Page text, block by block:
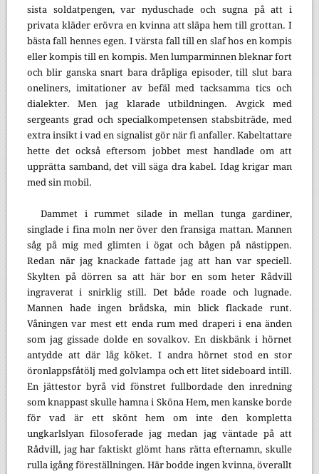
sista soldatpengen, var nyduschade och sugna på att i
privata kläder erövra en kvinna att släpa hem till grottan. I
bästa fall hennes egen. I värsta fall till en slaf hos en kompis
eller kompis till en kompis. Men lumparminnen bleknar fort
och blir ganska snart bara dråpliga episoder, till slut bara
oneliners, imitationer av befäl med tacksamma tics och
dialekter. Men jag klarade utbildningen. Avgick med
sergeants grad och specialkompetensen stabsbiträde, med
extra insikt i vad en signalist gör när fi anfaller. Kabeltattare
hette det också eftersom jobbet mest handlade om att
upprätta samband, det vill säga dra kabel. Idag krigar man
med sin mobil.
Dammet i rummet silade in mellan tunga gardiner,
singlade i fina moln ner över den fransiga mattan. Mannen
såg på mig med glimten i ögat och bågen på nästippen.
Redan när jag knackade fattade jag att han var speciell.
Skylten på dörren sa att här bor en som heter Rådvill
ingraverat i snirklig still. Det både roade och lugnade.
Mannen hade ingen brådska, min blick flackade runt.
Våningen var mest ett enda rum med draperi i ena änden
som jag gissade dolde en sovalkov. En diskbänk i hörnet
antydde att där låg köket. I andra hörnet stod en stor
öronlappsfåtölj med golvlampa och ett litet sideboard intill.
En jättestor byrå vid fönstret fullbordade den inredning
som knappast skulle hamna i Sköna Hem, men kanske borde
för vad är ett skönt hem om inte den kompletta
ungkarlslyan filosoferade jag medan jag väntade på att
Rådvill, jag har faktiskt glömt hans rätta efternamn, skulle
rulla igång föreställningen. Här bodde ingen kvinna, överallt